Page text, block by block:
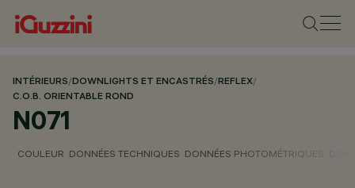
INTÉRIEURS/DOWNLIGHTS ET ENCASTRÉS/REFLEX/
C.O.B. ORIENTABLE ROND
N071
COULEUR DONNÉES TECHNIQUES DONNÉES PHOTOMÉTRIQUES